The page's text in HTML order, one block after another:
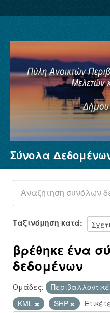
Σύνολα Δεδομένων
Φορείς
Ομάδες
Σχετικά
Σύνολα
Ταξινόμηση κατά
βρέθηκε ένα
δεδομένων
Ομάδες:
KML
SHP